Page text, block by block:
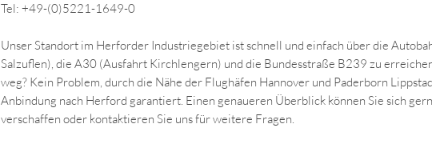
Tel: +49-(0)5221-1649-0
Unser Standort im Herforder Industriegebiet ist schnell und einfach über die
Salzuflen), die A30 (Ausfahrt Kirchlengern) und die Bundesstraße B239 zu
weg? Kein Problem, durch die Nähe der Flughäfen Hannover und Paderborn
Anbindung nach Herford garantiert. Einen genaueren Überblick können Sie sich
verschaffen oder kontaktieren Sie uns für weitere Fragen.